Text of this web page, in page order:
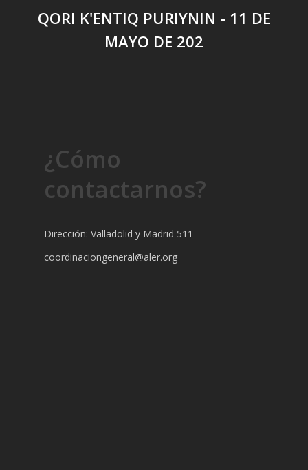
QORI K'ENTIQ PURIYNIN - 11 DE
MAYO DE 202
¿Cómo
contactarnos?
Dirección: Valladolid y Madrid 511
coordinaciongeneral@aler.org